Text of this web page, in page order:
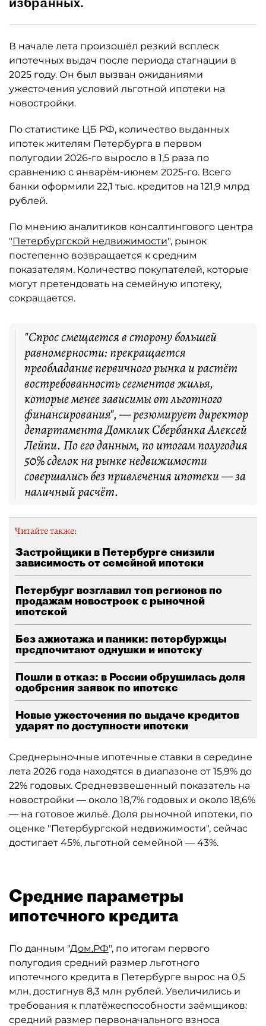
В начале лета произошёл резкий всплеск
ипотечных выдач после периода стагнации в
2025 году. Он был вызван ожиданиями
ужесточения условий льготной ипотеки на
новостройки.
По статистике ЦБ РФ, количество выданных
ипотек жителям Петербурга в первом
полугодии 2026-го выросло в 1,5 раза по
сравнению с январём-июнем 2025-го. Всего
банки оформили 22,1 тыс. кредитов на 121,9 млрд
рублей.
По мнению аналитиков консалтингового центра
"Петербургской недвижимости", рынок
постепенно возвращается к средним
показателям. Количество покупателей, которые
могут претендовать на семейную ипотеку,
сокращается.
"Спрос смещается в сторону большей
равномерности: прекращается
преобладание первичного рынка и растёт
востребованность сегментов жилья,
которые менее зависимы от льготного
финансирования", — резюмирует директор
департамента Домклик Сбербанка Алексей
Лейпи. По его данным, по итогам полугодия
50% сделок на рынке недвижимости
совершались без привлечения ипотеки — за
наличный расчёт.
Читайте также:
Застройщики в Петербурге снизили
зависимость от семейной ипотеки
Петербург возглавил топ регионов по
продажам новостроек с рыночной
ипотекой
Без ажиотажа и паники: петербуржцы
предпочитают однушки и ипотеку
Пошли в отказ: в России обрушилась доля
одобрения заявок по ипотеке
Новые ужесточения по выдаче кредитов
ударят по доступности ипотеки
Среднерыночные ипотечные ставки в середине
лета 2026 года находятся в диапазоне от 15,9% до
22% годовых. Средневзвешенный показатель на
новостройки — около 18,7% годовых и около 18,6%
— на готовое жильё. Доля рыночной ипотеки, по
оценке "Петербургской недвижимости", сейчас
достигает 45%, льготной семейной — 43%.
Средние параметры
ипотечного кредита
По данным "Дом.РФ", по итогам первого
полугодия средний размер льготного
ипотечного кредита в Петербурге вырос на 0,5
млн, достигнув 8,3 млн рублей. Увеличились и
требования к платёжеспособности заёмщиков:
средний размер первоначального взноса